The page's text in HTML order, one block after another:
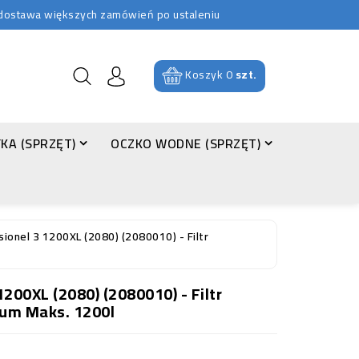
większych zamówień po ustaleniu
Koszyk0szt.
(SPRZĘT)
OCZKO WODNE (SPRZĘT)
3 1200XL (2080) (2080010) - Filtr
(2080) (2080010) - Filtr
Maks. 1200l